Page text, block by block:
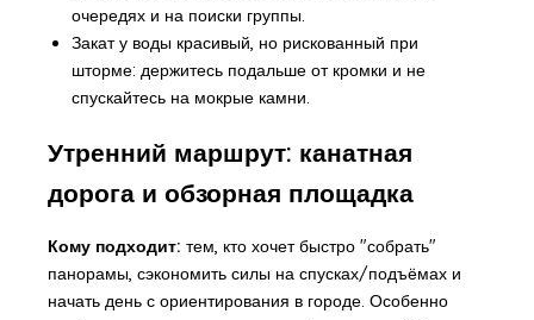
очередях и на поиски группы.
Закат у воды красивый, но рискованный при
шторме: держитесь подальше от кромки и не
спускайтесь на мокрые камни.
Утренний маршрут: канатная
дорога и обзорная площадка
Кому подходит: тем, кто хочет быстро "собрать"
панорамы, сэкономить силы на спусках/подъёмах и
начать день с ориентирования в городе. Особенно